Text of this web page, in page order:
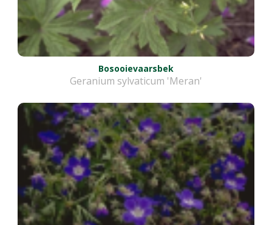
Bosooievaarsbek
Geranium sylvaticum 'Meran'